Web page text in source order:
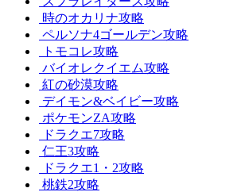
時のオカリナ攻略
ペルソナ4ゴールデン攻略
トモコレ攻略
バイオレクイエム攻略
紅の砂漠攻略
デイモン&ベイビー攻略
ポケモンZA攻略
ドラクエ7攻略
仁王3攻略
ドラクエ1・2攻略
桃鉄2攻略